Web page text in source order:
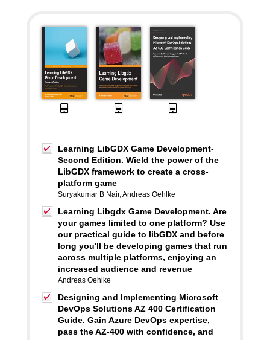
Learning LibGDX Game Development-
Second Edition. Wield the power of the
LibGDX framework to create a cross-
platform game
Suryakumar B Nair,Andreas Oehlke
Learning Libgdx Game Development. Are
your games limited to one platform? Use
our practical guide to libGDX and before
long you'll be developing games that run
across multiple platforms, enjoying an
increased audience and revenue
Andreas Oehlke
Designing and Implementing Microsoft
DevOps Solutions AZ 400 Certification
Guide. Gain Azure DevOps expertise,
pass the AZ-400 with confidence, and